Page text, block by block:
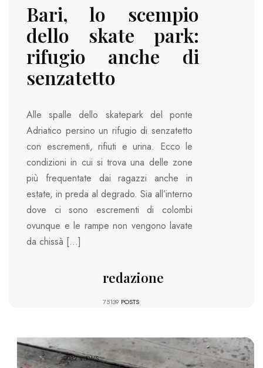
Bari, lo scempio
dello skate park:
rifugio anche di
senzatetto
Alle spalle dello skatepark del ponte
Adriatico persino un rifugio di senzatetto
con escrementi, rifiuti e urina. Ecco le
condizioni in cui si trova una delle zone
più frequentate dai ragazzi anche in
estate, in preda al degrado. Sia all’interno
dove ci sono escrementi di colombi
ovunque e le rampe non vengono lavate
da chissà […]
redazione
75139 POSTS
3032 VIEWS